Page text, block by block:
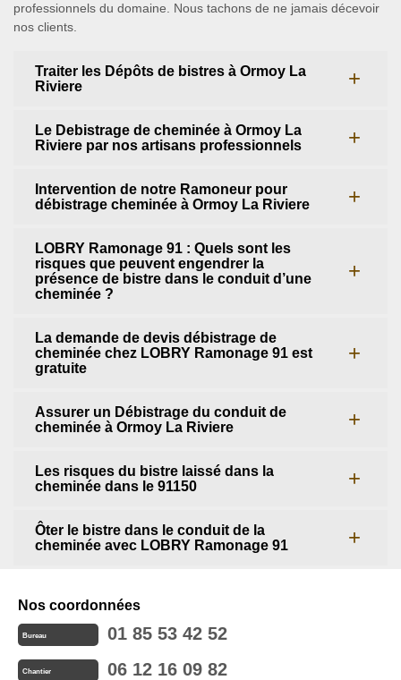
professionnels du domaine. Nous tachons de ne jamais décevoir
nos clients.
Traiter les Dépôts de bistres à Ormoy La
Riviere
Le Debistrage de cheminée à Ormoy La
Riviere par nos artisans professionnels
Intervention de notre Ramoneur pour
débistrage cheminée à Ormoy La Riviere
LOBRY Ramonage 91 : Quels sont les
risques que peuvent engendrer la
présence de bistre dans le conduit d’une
cheminée ?
La demande de devis débistrage de
cheminée chez LOBRY Ramonage 91 est
gratuite
Assurer un Débistrage du conduit de
cheminée à Ormoy La Riviere
Les risques du bistre laissé dans la
cheminée dans le 91150
Ôter le bistre dans le conduit de la
cheminée avec LOBRY Ramonage 91
Nos coordonnées
Bureau 01 85 53 42 52
Chantier 06 12 16 09 82